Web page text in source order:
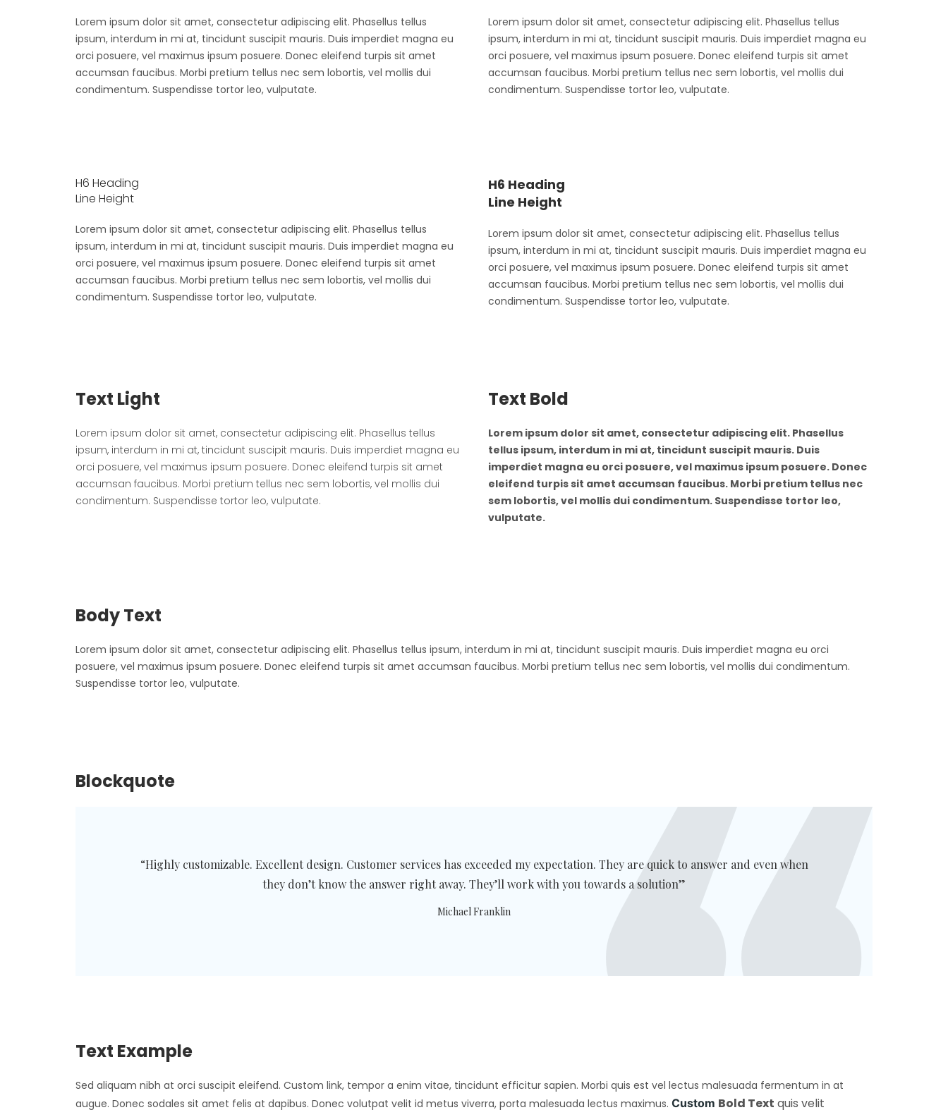
Lorem ipsum dolor sit amet, consectetur adipiscing elit. Phasellus tellus
ipsum, interdum in mi at, tincidunt suscipit mauris. Duis imperdiet magna eu
orci posuere, vel maximus ipsum posuere. Donec eleifend turpis sit amet
accumsan faucibus. Morbi pretium tellus nec sem lobortis, vel mollis dui
condimentum. Suspendisse tortor leo, vulputate.
Lorem ipsum dolor sit amet, consectetur adipiscing elit. Phasellus tellus
ipsum, interdum in mi at, tincidunt suscipit mauris. Duis imperdiet magna eu
orci posuere, vel maximus ipsum posuere. Donec eleifend turpis sit amet
accumsan faucibus. Morbi pretium tellus nec sem lobortis, vel mollis dui
condimentum. Suspendisse tortor leo, vulputate.
H6 Heading
Line Height
Lorem ipsum dolor sit amet, consectetur adipiscing elit. Phasellus tellus
ipsum, interdum in mi at, tincidunt suscipit mauris. Duis imperdiet magna eu
orci posuere, vel maximus ipsum posuere. Donec eleifend turpis sit amet
accumsan faucibus. Morbi pretium tellus nec sem lobortis, vel mollis dui
condimentum. Suspendisse tortor leo, vulputate.
H6 Heading
Line Height
Lorem ipsum dolor sit amet, consectetur adipiscing elit. Phasellus tellus
ipsum, interdum in mi at, tincidunt suscipit mauris. Duis imperdiet magna eu
orci posuere, vel maximus ipsum posuere. Donec eleifend turpis sit amet
accumsan faucibus. Morbi pretium tellus nec sem lobortis, vel mollis dui
condimentum. Suspendisse tortor leo, vulputate.
Text Light
Lorem ipsum dolor sit amet, consectetur adipiscing elit. Phasellus tellus
ipsum, interdum in mi at, tincidunt suscipit mauris. Duis imperdiet magna eu
orci posuere, vel maximus ipsum posuere. Donec eleifend turpis sit amet
accumsan faucibus. Morbi pretium tellus nec sem lobortis, vel mollis dui
condimentum. Suspendisse tortor leo, vulputate.
Text Bold
Lorem ipsum dolor sit amet, consectetur adipiscing elit. Phasellus
tellus ipsum, interdum in mi at, tincidunt suscipit mauris. Duis
imperdiet magna eu orci posuere, vel maximus ipsum posuere. Donec
eleifend turpis sit amet accumsan faucibus. Morbi pretium tellus nec
sem lobortis, vel mollis dui condimentum. Suspendisse tortor leo,
vulputate.
Body Text
Lorem ipsum dolor sit amet, consectetur adipiscing elit. Phasellus tellus ipsum, interdum in mi at, tincidunt suscipit mauris. Duis imperdiet magna eu orci
posuere, vel maximus ipsum posuere. Donec eleifend turpis sit amet accumsan faucibus. Morbi pretium tellus nec sem lobortis, vel mollis dui condimentum.
Suspendisse tortor leo, vulputate.
Blockquote
“Highly customizable. Excellent design. Customer services has exceeded my expectation. They are quick to answer and even when
they don’t know the answer right away. They’ll work with you towards a solution”
Michael Franklin
Text Example
Sed aliquam nibh at orci suscipit eleifend. Custom link, tempor a enim vitae, tincidunt efficitur sapien. Morbi quis est vel lectus malesuada fermentum in at
augue. Donec sodales sit amet felis at dapibus. Donec volutpat velit id metus viverra, porta malesuada lectus maximus. Custom Bold Text quis velit